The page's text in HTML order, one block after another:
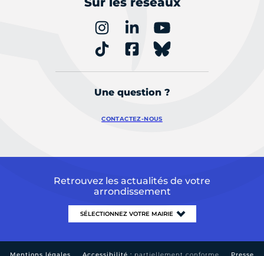
Une question ?
CONTACTEZ-NOUS
Retrouvez les actualités de votre
arrondissement